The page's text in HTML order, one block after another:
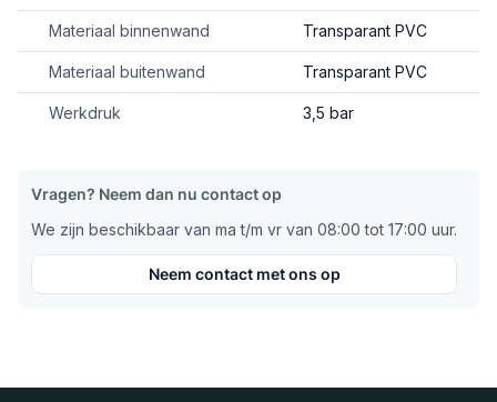
Materiaal binnenwand Transparant PVC
Materiaal buitenwand Transparant PVC
Werkdruk 3,5 bar
Vragen? Neem dan nu contact op
We zijn beschikbaar van ma t/m vr van 08:00 tot 17:00 uur.
Neem contact met ons op